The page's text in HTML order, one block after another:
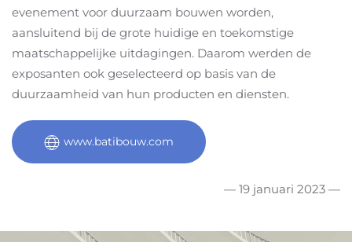
evenement voor duurzaam bouwen worden,
aansluitend bij de grote huidige en toekomstige
maatschappelijke uitdagingen. Daarom werden de
exposanten ook geselecteerd op basis van de
duurzaamheid van hun producten en diensten.
www.batibouw.com
— 19 januari 2023 —